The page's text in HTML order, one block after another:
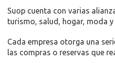
Suop cuenta con varias
turismo, salud, hogar, moda
Cada empresa otorga una
las compras o reservas que